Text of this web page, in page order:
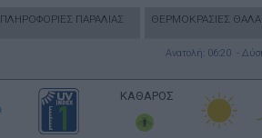
ΠΛΗΡΟΦΟΡΙΕΣ ΠΑΡΑΛΙΑΣ ΘΕΡΜΟΚΡΑΣΙΕΣ
Ανατολή: 06:20 -
ΚΑΘΑΡΟΣ